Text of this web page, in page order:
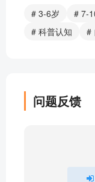
072 钉状龙
071 剑龙
067 埃德蒙顿甲龙
066 敏迷龙
062 甲龙类恐龙
# 3-6岁 # 7-
# 科普认知
#
问题反馈